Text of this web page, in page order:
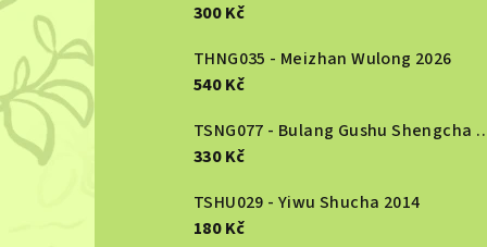
300 Kč
THNG035 - Meizhan Wulong 2026
540 Kč
TSNG077 - Bulang
330 Kč
TSHU029 - Yiwu Shucha 2014
180 Kč